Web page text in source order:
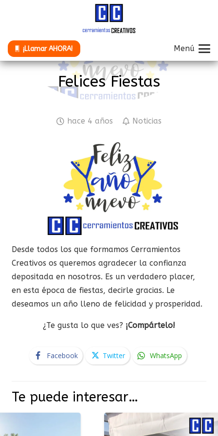
¡Llamar AHORA! Menú
Felices Fiestas
hace 4 años Noticias
Desde todos los que formamos Cerramientos
Creativos os queremos agradecer la confianza
depositada en nosotros. Es un verdadero placer,
en esta época de fiestas, decirle gracias. Le
deseamos un año lleno de felicidad y prosperidad.
¿Te gusta lo que ves? ¡Compártelo!
Facebook Twitter WhatsApp
Te puede interesar…